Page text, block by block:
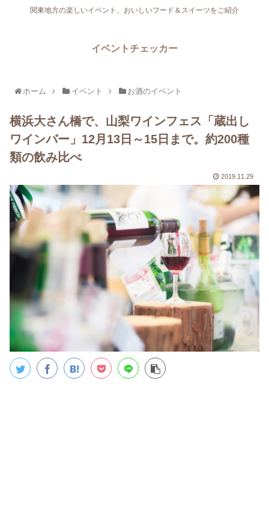
関東地方の楽しいイベント、おいしいフード＆スイーツをご紹介
イベントチェッカー
ホーム イベント お酒のイベント
横浜大さん橋で、山梨ワインフェス「蔵出し
ワインバー」12月13日～15日まで。約200種
類の飲み比べ
2019.11.29